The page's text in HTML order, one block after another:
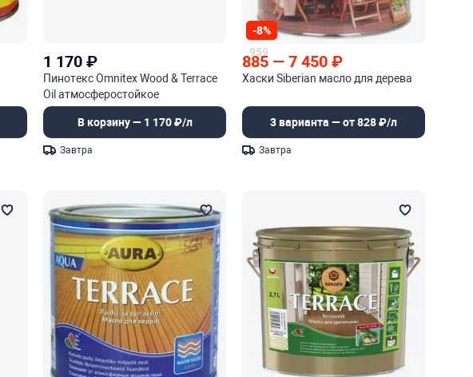
1 170₽
Пинотекс Omnitex Wood & Terrace
Oil атмосферостойкое
деревозащитное масло
В корзину — 1 170 ₽/л
Завтра
-8%
959
885 —7 450₽
Хаски Siberian масло для дерева
3 варианта — от 828 ₽/л
Завтра